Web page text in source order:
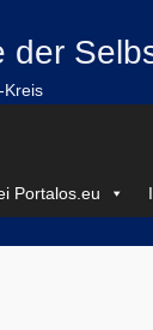
der
Kreis
Portalos.eu